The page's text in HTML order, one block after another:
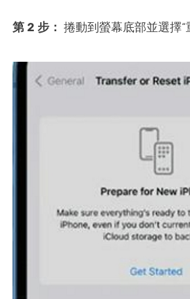
第 2 步： 捲動到螢幕底部並選擇“